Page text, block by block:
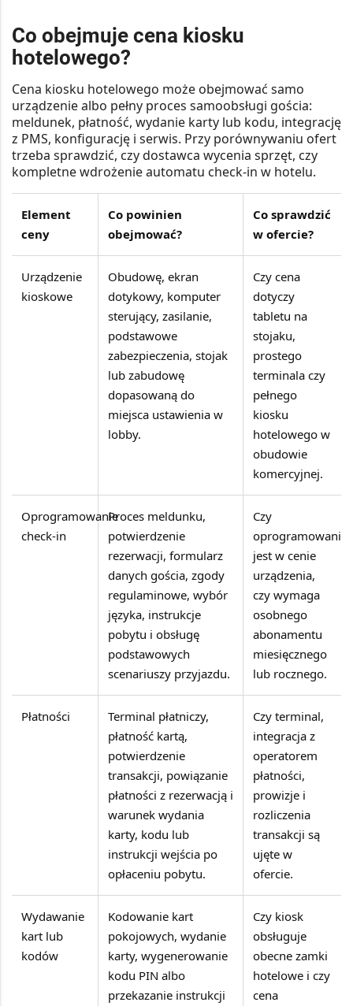
Co obejmuje cena kiosku
hotelowego?
Cena kiosku hotelowego może obejmować samo
urządzenie albo pełny proces samoobsługi gościa:
meldunek, płatność, wydanie karty lub kodu, integrację
z PMS, konfigurację i serwis. Przy porównywaniu ofert
trzeba sprawdzić, czy dostawca wycenia sprzęt, czy
kompletne wdrożenie automatu check-in w hotelu.
Element
ceny
Co powinien
obejmować?
Co sprawdzić
w ofercie?
Urządzenie
kioskowe
Obudowę, ekran
dotykowy, komputer
sterujący, zasilanie,
podstawowe
zabezpieczenia, stojak
lub zabudowę
dopasowaną do
miejsca ustawienia w
lobby.
Czy cena
dotyczy
tabletu na
stojaku,
prostego
terminala czy
pełnego
kiosku
hotelowego w
obudowie
komercyjnej.
Oprogramowanie
check-in
Proces meldunku,
potwierdzenie
rezerwacji, formularz
danych gościa, zgody
regulaminowe, wybór
języka, instrukcje
pobytu i obsługę
podstawowych
scenariuszy przyjazdu.
Czy
oprogramowanie
jest w cenie
urządzenia,
czy wymaga
osobnego
abonamentu
miesięcznego
lub rocznego.
Płatności
Terminal płatniczy,
płatność kartą,
potwierdzenie
transakcji, powiązanie
płatności z rezerwacją i
warunek wydania
karty, kodu lub
instrukcji wejścia po
opłaceniu pobytu.
Czy terminal,
integracja z
operatorem
płatności,
prowizje i
rozliczenia
transakcji są
ujęte w
ofercie.
Wydawanie
kart lub
kodów
Kodowanie kart
pokojowych, wydanie
karty, wygenerowanie
kodu PIN albo
przekazanie instrukcji
Czy kiosk
obsługuje
obecne zamki
hotelowe i czy
cena